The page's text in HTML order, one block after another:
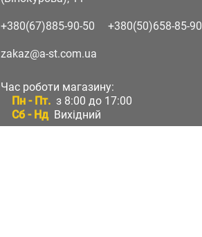
+380(67)885-90-50 +380(50)658-85-90
zakaz@a-st.com.ua
Час роботи магазину:
Пн - Пт. з 8:00 до 17:00
Сб - Нд Вихідний